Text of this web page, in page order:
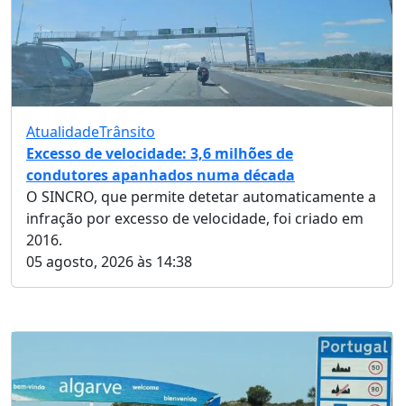
AtualidadeTrânsito
Excesso de velocidade: 3,6 milhões de
condutores apanhados numa década
O SINCRO, que permite detetar automaticamente a
infração por excesso de velocidade, foi criado em
2016.
05 agosto, 2026 às 14:38